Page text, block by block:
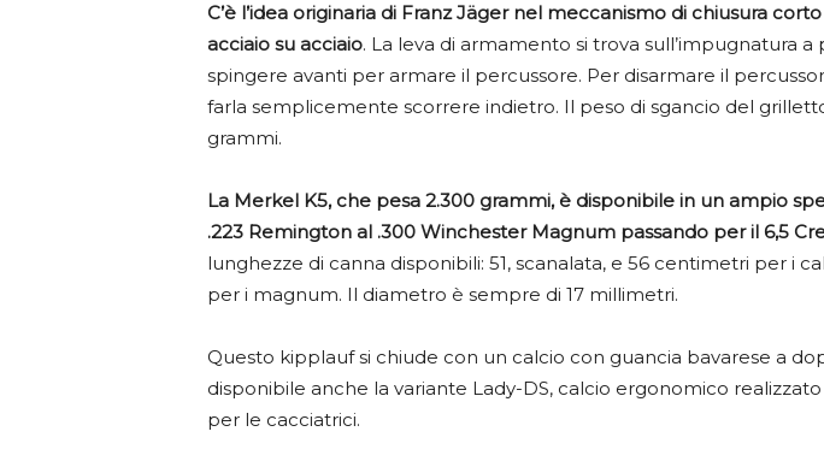
C’è l’idea originaria di Franz Jäger nel meccanismo di chiusura
acciaio su acciaio. La leva di armamento si trova sull’impugnatura a
spingere avanti per armare il percussore. Per disarmare il
farla semplicemente scorrere indietro. Il peso di sgancio del
grammi.
La Merkel K5, che pesa 2.300 grammi, è disponibile in un ampio
.223 Remington al .300 Winchester Magnum passando per il 6,5
lunghezze di canna disponibili: 51, scanalata, e 56 centimetri per i
per i magnum. Il diametro è sempre di 17 millimetri.
Questo kipplauf si chiude con un calcio con guancia bavarese a
disponibile anche la variante Lady-DS, calcio ergonomico
per le cacciatrici.